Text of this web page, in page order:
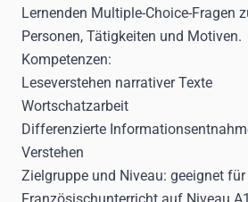
Lernenden Multiple-Choice-Fragen
Personen, Tätigkeiten und Motiven.
Kompetenzen:
Leseverstehen narrativer Texte
Wortschatzarbeit
Differenzierte
Verstehen
Zielgruppe und Niveau: geeignet für